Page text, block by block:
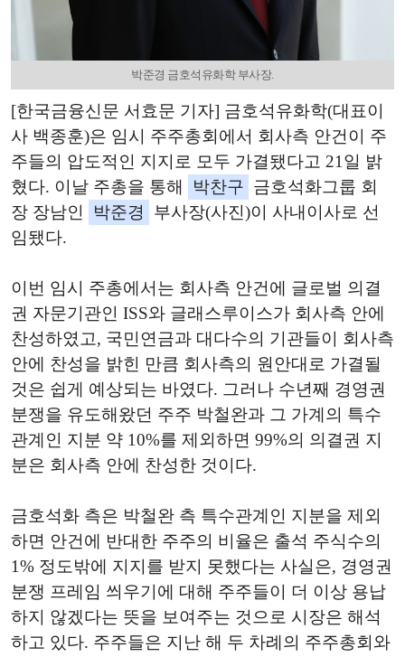
박준경 금호석유화학 부사장.
[한국금융신문 서효문 기자] 금호석유화학(대표이
사 백종훈)은 임시 주주총회에서 회사측 안건이 주
주들의 압도적인 지지로 모두 가결됐다고 21일 밝
혔다. 이날 주총을 통해
박찬구 금호석화그룹 회
장 장남인
박준경
부사장(사진)이 사내이사로 선
임됐다.
이번 임시 주총에서는 회사측 안건에 글로벌 의결
권 자문기관인 ISS와 글래스루이스가 회사측 안에
찬성하였고, 국민연금과 대다수의 기관들이 회사측
안에 찬성을 밝힌 만큼 회사측의 원안대로 가결될
것은 쉽게 예상되는 바였다. 그러나 수년째 경영권
분쟁을 유도해왔던 주주 박철완과 그 가계의 특수
관계인 지분 약 10%를 제외하면 99%의 의결권 지
분은 회사측 안에 찬성한 것이다.
금호석화 측은 박철완 측 특수관계인 지분을 제외
하면 안건에 반대한 주주의 비율은 출석 주식수의
1% 정도밖에 지지를 받지 못했다는 사실은, 경영권
분쟁 프레임 씌우기에 대해 주주들이 더 이상 용납
하지 않겠다는 뜻을 보여주는 것으로 시장은 해석
하고 있다. 주주들은 지난 해 두 차례의 주주총회와